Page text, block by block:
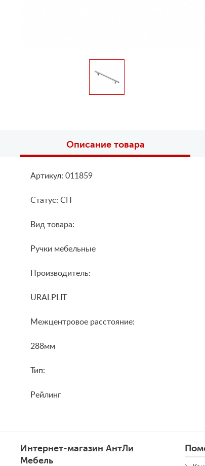
Описание товара
Артикул: 011859
Статус: СП
Вид товара:
Ручки мебельные
Производитель:
URALPLIT
Межцентровое расстояние:
288мм
Тип:
Рейлинг
Интернет-магазин АнтЛи
Мебель